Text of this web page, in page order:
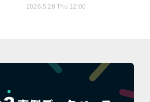
2026.5.28 Thu 12:00